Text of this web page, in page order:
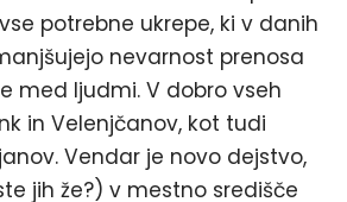
potrebne ukrepe, ki v danih
nevarnost prenosa
med ljudmi. V dobro vseh
in Velenjčanov, kot tudi
Vendar je novo dejstvo,
jih že?) v mestno središče